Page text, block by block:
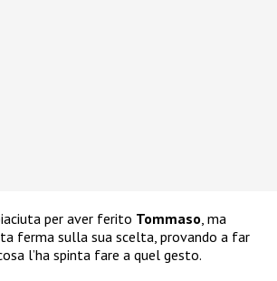
per aver ferito Tommaso, ma
ferma sulla sua scelta, provando a far
l’ha spinta fare a quel gesto.